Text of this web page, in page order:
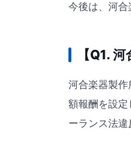
今後は、河合
【Q1.
河合楽器製作
額報酬を設
ーランス法